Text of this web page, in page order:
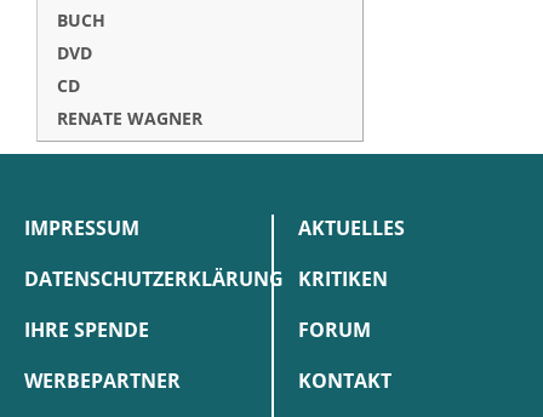
BUCH
DVD
CD
RENATE WAGNER
IMPRESSUM
DATENSCHUTZERKLÄRUNG
IHRE SPENDE
WERBEPARTNER
AKTUELLES
KRITIKEN
FORUM
KONTAKT